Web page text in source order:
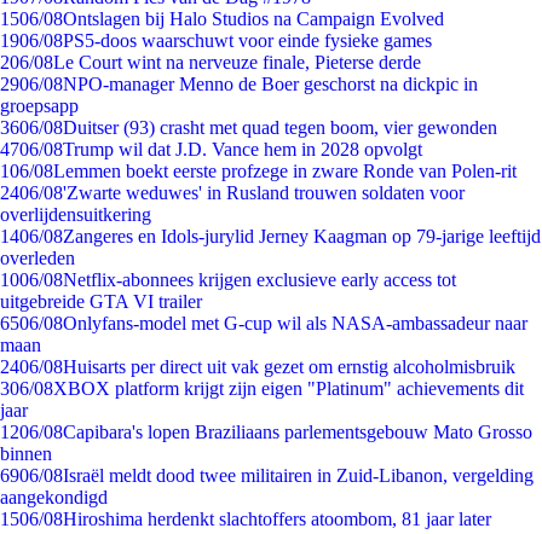
1506/08Ontslagen bij Halo Studios na Campaign Evolved
1906/08PS5-doos waarschuwt voor einde fysieke games
206/08Le Court wint na nerveuze finale, Pieterse derde
2906/08NPO-manager Menno de Boer geschorst na dickpic in
groepsapp
3606/08Duitser (93) crasht met quad tegen boom, vier gewonden
4706/08Trump wil dat J.D. Vance hem in 2028 opvolgt
106/08Lemmen boekt eerste profzege in zware Ronde van Polen-rit
2406/08'Zwarte weduwes' in Rusland trouwen soldaten voor
overlijdensuitkering
1406/08Zangeres en Idols-jurylid Jerney Kaagman op 79-jarige leeftijd
overleden
1006/08Netflix-abonnees krijgen exclusieve early access tot
uitgebreide GTA VI trailer
6506/08Onlyfans-model met G-cup wil als NASA-ambassadeur naar
maan
2406/08Huisarts per direct uit vak gezet om ernstig alcoholmisbruik
306/08XBOX platform krijgt zijn eigen "Platinum" achievements dit
jaar
1206/08Capibara's lopen Braziliaans parlementsgebouw Mato Grosso
binnen
6906/08Israël meldt dood twee militairen in Zuid-Libanon, vergelding
aangekondigd
1506/08Hiroshima herdenkt slachtoffers atoombom, 81 jaar later